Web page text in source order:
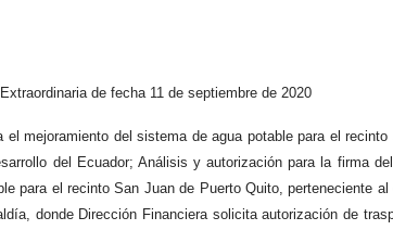
de fecha 11 de septiembre de 2020
mejoramiento del sistema de agua potable para el
del Ecuador; Análisis y autorización para la firma
para el recinto San Juan de Puerto Quito, perteneciente
donde Dirección Financiera solicita autorización de